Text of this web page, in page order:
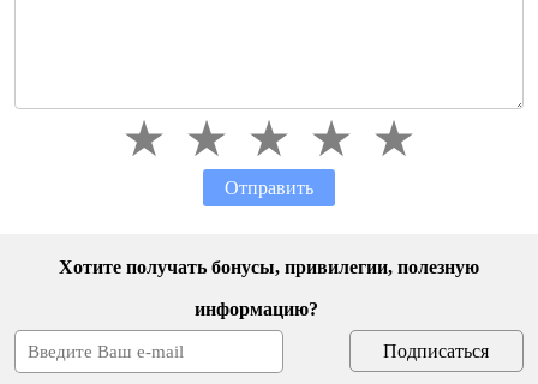
Отправить
Хотите получать бонусы, привилегии, полезную
информацию?